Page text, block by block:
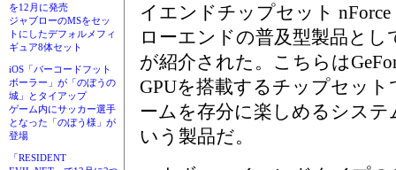
を12月に発売
ジャブローのMSをセッ
トにしたデフォルメフィ
ギュア8体セット
iOS「バーコードフット
ボーラー」が「のぼうの
城」とタイアップ
ゲーム内にサッカー選手
となった「のぼう様」が
登場
「RESIDENT
イエンドチップセット
ローエンドの普及型製品とし
が紹介された。こちらは
GPUを搭載するチップセッ
ームを存分に楽しめるシス
いう製品だ。